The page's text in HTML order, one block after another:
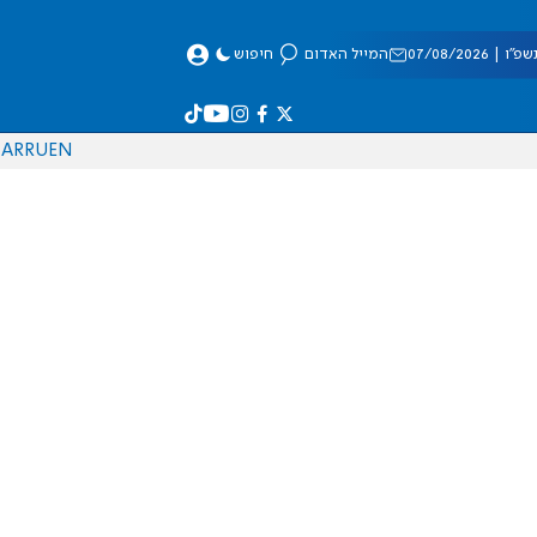
08/2026 המייל האדום חיפוש
EN
RU
AR